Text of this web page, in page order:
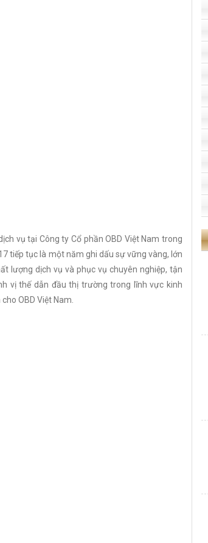
vụ tại Công ty Cổ phần OBD Việt Nam trong
tiếp tục là một năm ghi dấu sự vững vàng, lớn
lượng dịch vụ và phục vụ chuyên nghiệp, tận
vị thế dẫn đầu thị trường trong lĩnh vực kinh
OBD Việt Nam.